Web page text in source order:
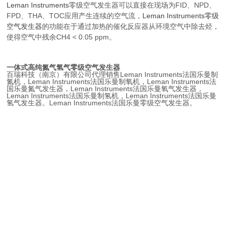
Leman Instruments零级空气发生器可以直接在现场为FID、NPD、
FPD、THA、TOC应用产生连续的空气流， Leman Instruments零级
空气发生器的功能在于通过加热的催化反应器从环境空气中除去烃，
使得空气中残余CH4 < 0.05 ppm。
一体式高纯氮气氢气零级空气发生器
百瑞科技（南京）有限公司代理销售Leman Instruments法国乐曼制
氮机 ， Leman Instruments法国乐曼制氧机， Leman Instruments法
国乐曼氮气发生器， Leman Instruments法国乐曼氧气发生器，
Leman Instruments法国乐曼制氢机， Leman Instruments法国乐曼
氢气发生器。Leman Instruments法国乐曼零级空气发生器。